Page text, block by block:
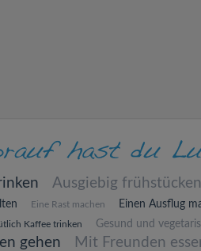
Ausgiebig
Eine Rast machen Einen Ausflug
Kaffee trinken Gesund und
gehen Mit Freunden